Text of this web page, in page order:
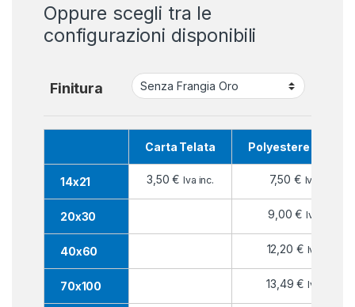
Oppure scegli tra le
configurazioni disponibili
Finitura
Carta Telata Polyestere
14x21 3,50€ Iva inc. 7,50 € Iva inc.
20x30 9,00€ Iva inc.
40x60 12,20 € Iva inc.
70x100 13,49€ Iva inc.